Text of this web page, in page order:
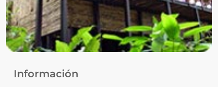
Información